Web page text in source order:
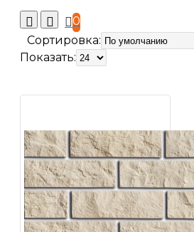
0
Сортировка:
Показать: